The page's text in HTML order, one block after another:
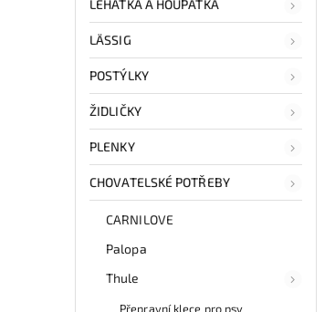
LEHÁTKA A HOUPÁTKA
LÄSSIG
POSTÝLKY
ŽIDLIČKY
PLENKY
CHOVATELSKÉ POTŘEBY
CARNILOVE
Palopa
Thule
Přepravní klece pro psy